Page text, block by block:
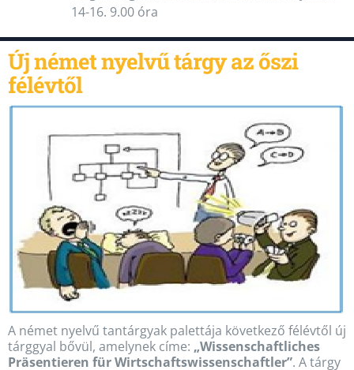
14-16. 9.00 óra
Új német nyelvű tárgy az őszi
félévtől
A német nyelvű tantárgyak palettája következő félévtől új
tárggyal bővül, amelynek címe: „Wissenschaftliches
Präsentieren für Wirtschaftswissenschaftler”. A tárgy